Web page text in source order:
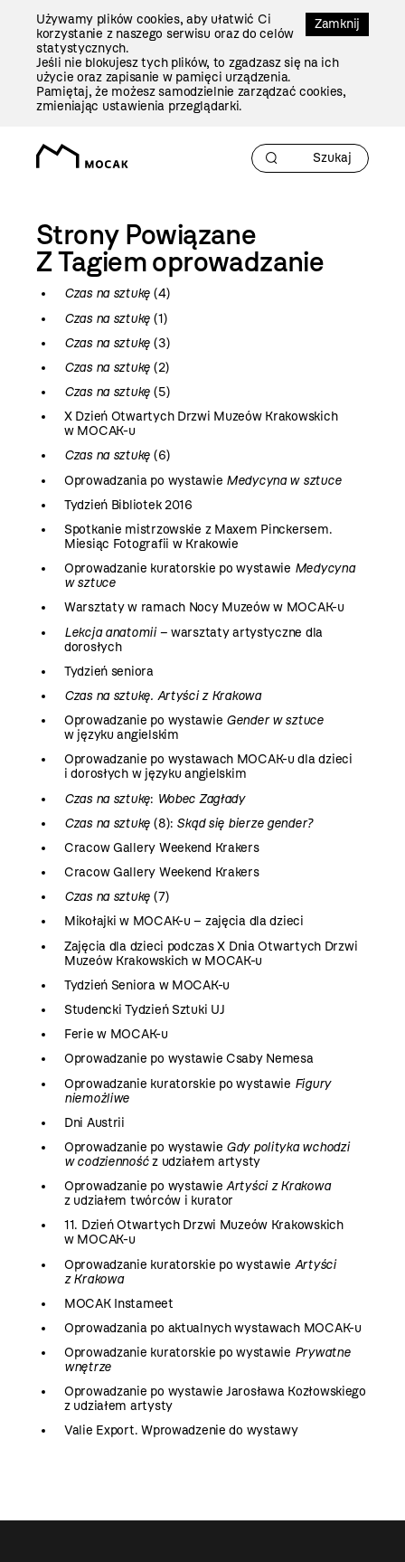
Zamknij
Używamy plików cookies, aby ułatwić Ci
korzystanie z naszego serwisu oraz do celów
statystycznych.
Jeśli nie blokujesz tych plików, to zgadzasz się na ich
użycie oraz zapisanie w pamięci urządzenia.
Pamiętaj, że możesz samodzielnie zarządzać cookies,
zmieniając ustawienia przeglądarki.
Strony Powiązane
Z Tagiemoprowadzanie
Czas na sztukę (4)
Czas na sztukę (1)
Czas na sztukę (3)
Czas na sztukę (2)
Czas na sztukę (5)
X Dzień Otwartych Drzwi Muzeów Krakowskich
w MOCAK-u
Czas na sztukę (6)
Oprowadzania po wystawie Medycyna w sztuce
Tydzień Bibliotek 2016
Spotkanie mistrzowskie z Maxem Pinckersem.
Miesiąc Fotografii w Krakowie
Oprowadzanie kuratorskie po wystawie Medycyna
w sztuce
Warsztaty w ramach Nocy Muzeów w MOCAK-u
Lekcja anatomii– warsztaty artystyczne dla
dorosłych
Tydzień seniora
Czas na sztukę. Artyści z Krakowa
Oprowadzanie po wystawie Gender w sztuce
w języku angielskim
Oprowadzanie po wystawach MOCAK-u dla dzieci
i dorosłych w języku angielskim
Czas na sztukę: Wobec Zagłady
Czas na sztukę (8): Skąd się bierze gender?
Cracow Gallery Weekend Krakers
Cracow Gallery Weekend Krakers
Czas na sztukę (7)
Mikołajki w MOCAK-u – zajęcia dla dzieci
Zajęcia dla dzieci podczas X Dnia Otwartych Drzwi
Muzeów Krakowskich w MOCAK-u
Tydzień Seniora w MOCAK-u
Studencki Tydzień Sztuki UJ
Ferie w MOCAK-u
Oprowadzanie po wystawie Csaby Nemesa
Oprowadzanie kuratorskie po wystawie Figury
niemożliwe
Dni Austrii
Oprowadzanie po wystawie Gdy polityka wchodzi
w codziennośćz udziałem artysty
Oprowadzanie po wystawie Artyści z Krakowa
z udziałem twórców i kurator
11. Dzień Otwartych Drzwi Muzeów Krakowskich
w MOCAK-u
Oprowadzanie kuratorskie po wystawie Artyści
z Krakowa
MOCAK Instameet
Oprowadzania po aktualnych wystawach MOCAK-u
Oprowadzanie kuratorskie po wystawie Prywatne
wnętrze
Oprowadzanie po wystawie Jarosława Kozłowskiego
z udziałem artysty
Valie Export. Wprowadzenie do wystawy